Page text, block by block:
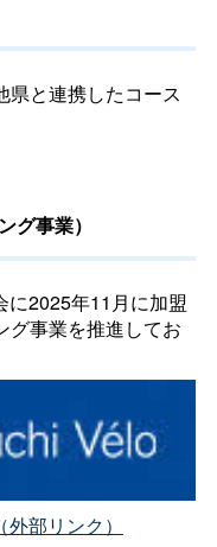
県と連携したコース
グ事業）
に2025年11月に加盟
グ事業を推進してお
部リンク）